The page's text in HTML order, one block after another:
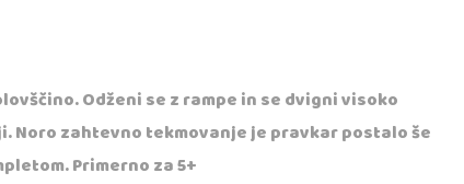
Odženi se z rampe in se dvigni visoko
Noro zahtevno tekmovanje je pravkar postalo še
Primerno za 5+